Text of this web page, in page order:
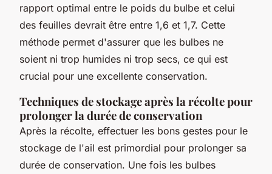
rapport optimal entre le poids du bulbe et celui
des feuilles devrait être entre 1,6 et 1,7. Cette
méthode permet d'assurer que les bulbes ne
soient ni trop humides ni trop secs, ce qui est
crucial pour une excellente conservation.
Techniques de stockage après la récolte pour
prolonger la durée de conservation
Après la récolte, effectuer les bons gestes pour le
stockage de l'ail est primordial pour prolonger sa
durée de conservation. Une fois les bulbes